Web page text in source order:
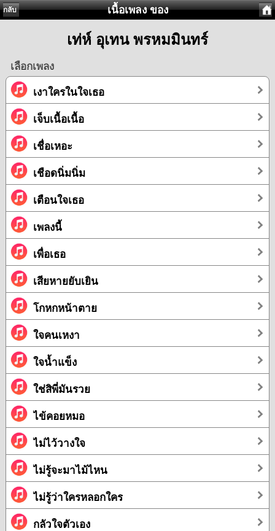
กลับ เนื้อเพลง ของ
เท่ห์ อุเทน พรหมมินทร์
เลือกเพลง
เงาใครในใจเธอ
เจ็บเนื้อเนื้อ
เชื่อเหอะ
เชือดนิ่มนิ่ม
เตือนใจเธอ
เพลงนี้
เพื่อเธอ
เสียหายยับเยิน
โกหกหน้าตาย
ใจคนเหงา
ใจน้ำแข็ง
ใช่สิพี่มันรวย
ไข้คอยหมอ
ไม่ไว้วางใจ
ไม่รู้จะมาไม้ไหน
ไม่รู้ว่าใครหลอกใคร
กลัวใจตัวเอง